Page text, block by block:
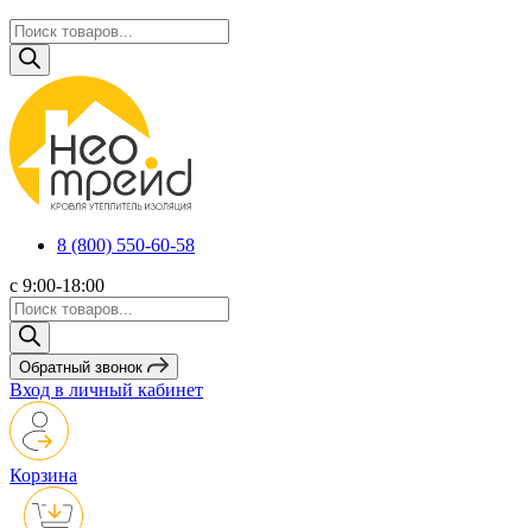
Поиск
товаров
8 (800) 550-60-58
с 9:00-18:00
Поиск
товаров
Обратный звонок
Вход в личный кабинет
Корзина